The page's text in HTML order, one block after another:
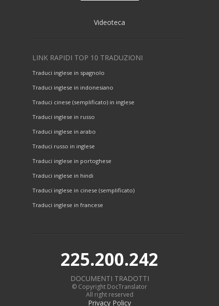
Videoteca
LINK RAPIDI TOP 10 TRADUZIONI
Traduci inglese in spagnolo
Traduci inglese in indonesiano
Traduci cinese (semplificato) in inglese
Traduci inglese in russo
Traduci inglese in arabo
Traduci russo in inglese
Traduci inglese in portoghese
Traduci inglese in hindi
Traduci inglese in cinese (semplificato)
Traduci inglese in francese
225.200.242
DOCUMENTI TRADOTTI
© Copyright DocTranslator
All right reserved
Privacy Policy